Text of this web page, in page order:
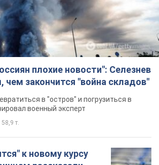
плохие новости": Селезнев
чем закончится "война складов"
в "остров" и погрузиться в
военный эксперт
58,9 т.
к новому курсу